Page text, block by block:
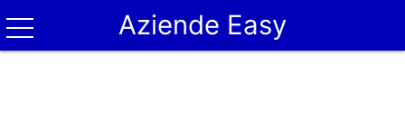
Aziende Easy